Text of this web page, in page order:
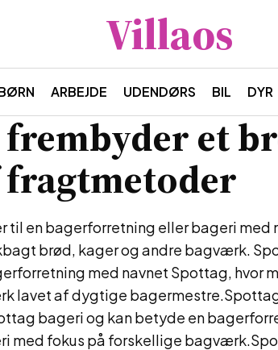
Villaos
ARBEJDE UDENDØRS BIL DYR
frembyder et
til en bagerforretning eller bageri med
brød, kager og andre bagværk.
med navnet Spottag, hvor
lavet af dygtige
bageri og kan betyde en
med fokus på forskellige